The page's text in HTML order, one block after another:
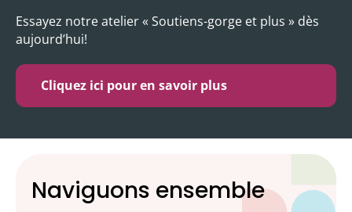
Essayez notre atelier « Soutiens-gorge et plus » dès
aujourd’hui!
Cliquez ici pour en savoir plus
Naviguons ensemble